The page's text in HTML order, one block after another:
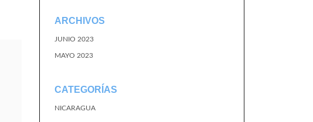
ARCHIVOS
JUNIO 2023
MAYO 2023
CATEGORÍAS
NICARAGUA